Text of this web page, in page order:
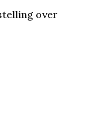
over